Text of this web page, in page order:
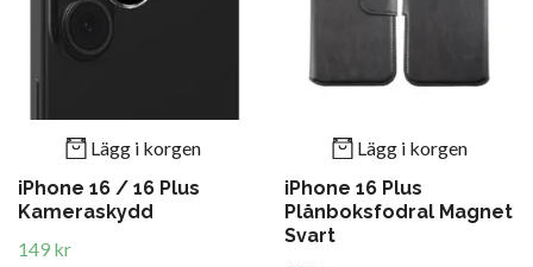
Lägg i korgen
iPhone 16 / 16 Plus
Kameraskydd
149 kr
Lägg i korgen
iPhone 16 Plus
Plånboksfodral Magnet
Svart